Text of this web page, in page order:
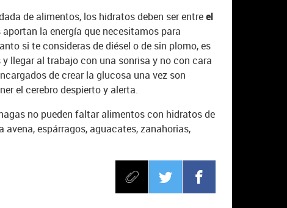
de alimentos, los hidratos deben ser entreel
aportan la energía que necesitamos para
si te consideras de diésel o de sin plomo, es
llegar al trabajo con una sonrisa y no con cara
de crear la glucosa una vez son
el cerebro despierto y alerta.
no pueden faltar alimentos con hidratos de
espárragos, aguacates, zanahorias,